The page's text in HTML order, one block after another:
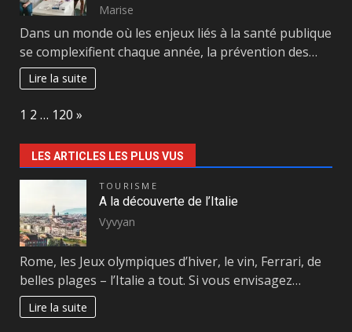
Marise
Dans un monde où les enjeux liés à la santé publique
se complexifient chaque année, la prévention des…
Lire la suite
Page:
1 2 … 120 Next
»
LES ARTICLES LES PLUS VUS
TOURISME
A la découverte de l’Italie
Vyvyan
Rome, les Jeux olympiques d’hiver, le vin, Ferrari, de
belles plages – l’Italie a tout. Si vous envisagez…
Lire la suite